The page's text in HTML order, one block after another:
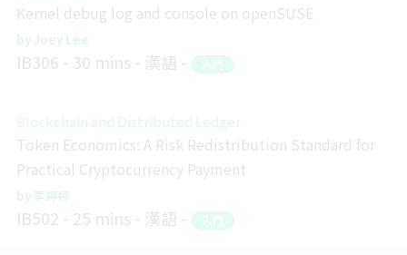
Kernel debug log and console on openSUSE
Joey Lee
IB306 30 mins 漢語 入門
Blockchain and Distributed Ledger
Token Economics: A Risk Redistribution Standard for
Practical Cryptocurrency Payment
李婷婷
IB502 25 mins 漢語 入門